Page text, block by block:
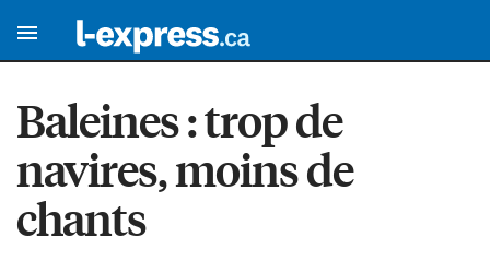
Baleines : trop de
navires, moins de
chants